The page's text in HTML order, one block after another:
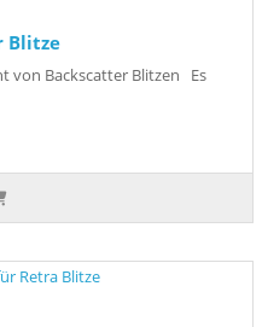
Blitze
von Backscatter Blitzen Es